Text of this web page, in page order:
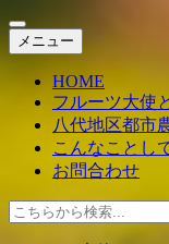
メニュー
テ
ン
ツ
へ
ス
キ
ッ
HOME
フルーツ大使
八代地区都市
こんなことし
お問合わせ
検